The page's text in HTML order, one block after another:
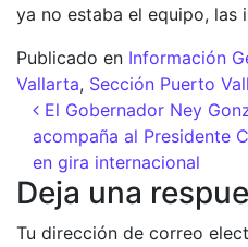
ya no estaba el equipo, las
Publicado en Información
Vallarta, Sección Puerto
Navegación
El Gobernador Ney
acompaña al Presidente
en gira internacional
Deja una
Tu dirección de correo